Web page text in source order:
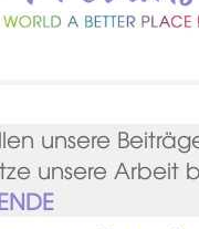
unsere
unsere Arbeit